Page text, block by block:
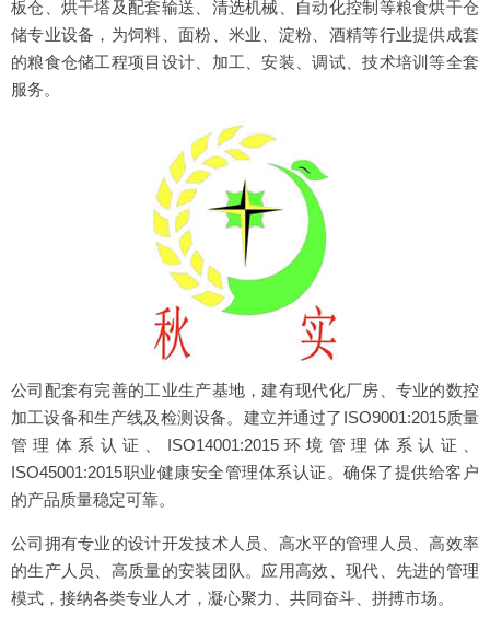
板仓、烘干塔及配套输送、清选机械、自动化控制等粮食烘干仓
储专业设备，为饲料、面粉、米业、淀粉、酒精等行业提供成套
的粮食仓储工程项目设计、加工、安装、调试、技术培训等全套
服务。
公司配套有完善的工业生产基地，建有现代化厂房、专业的数控
加工设备和生产线及检测设备。建立并通过了ISO9001:2015质量
管理体系认证、ISO14001:2015环境管理体系认证、
ISO45001:2015职业健康安全管理体系认证。确保了提供给客户
的产品质量稳定可靠。
公司拥有专业的设计开发技术人员、高水平的管理人员、高效率
的生产人员、高质量的安装团队。应用高效、现代、先进的管理
模式，接纳各类专业人才，凝心聚力、共同奋斗、拼搏市场。